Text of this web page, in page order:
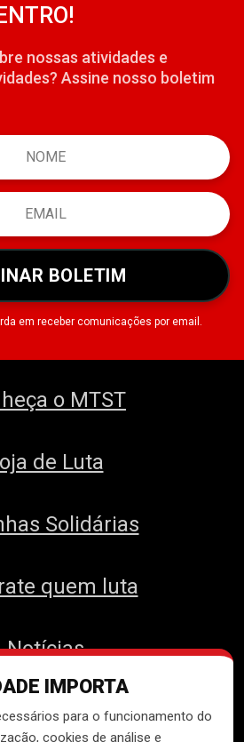
IMPORTA
para o funcionamento do
cookies de análise e
nossas atividades e
Assine nosso boletim
BOLETIM
em receber comunicações por email.
o MTST
de Luta
Solidárias
quem luta
Notícias
Contato